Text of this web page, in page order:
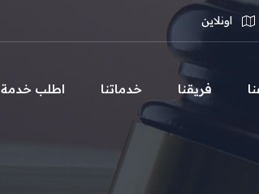
اونلاين
فريقنا خدماتنا اطلب خدمة